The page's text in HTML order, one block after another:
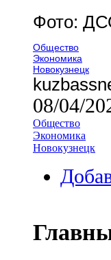
Фото:
Общество
Экономика
Новокузнецк
08/04/
Общество
Экономика
Новокузнецк